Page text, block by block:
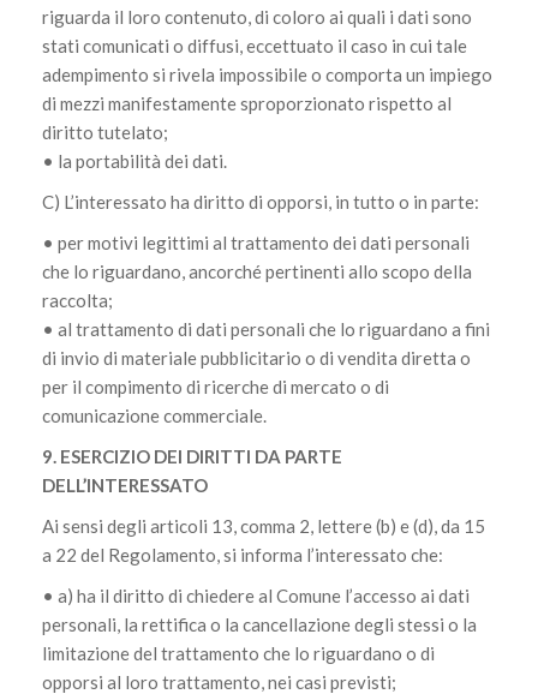
riguarda il loro contenuto, di coloro ai quali i dati sono
stati comunicati o diffusi, eccettuato il caso in cui tale
adempimento si rivela impossibile o comporta un impiego
di mezzi manifestamente sproporzionato rispetto al
diritto tutelato;
• la portabilità dei dati.
C) L’interessato ha diritto di opporsi, in tutto o in parte:
• per motivi legittimi al trattamento dei dati personali
che lo riguardano, ancorché pertinenti allo scopo della
raccolta;
• al trattamento di dati personali che lo riguardano a fini
di invio di materiale pubblicitario o di vendita diretta o
per il compimento di ricerche di mercato o di
comunicazione commerciale.
9. ESERCIZIO DEI DIRITTI DA PARTE
DELL’INTERESSATO
Ai sensi degli articoli 13, comma 2, lettere (b) e (d), da 15
a 22 del Regolamento, si informa l’interessato che:
• a) ha il diritto di chiedere al Comune l’accesso ai dati
personali, la rettifica o la cancellazione degli stessi o la
limitazione del trattamento che lo riguardano o di
opporsi al loro trattamento, nei casi previsti;